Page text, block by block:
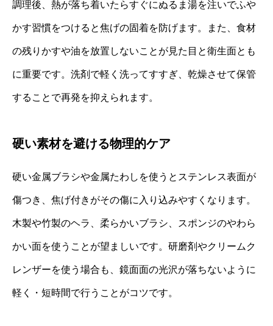
調理後、熱が落ち着いたらすぐにぬるま湯を注いでふや
かす習慣をつけると焦げの固着を防げます。また、食材
の残りかすや油を放置しないことが見た目と衛生面とも
に重要です。洗剤で軽く洗ってすすぎ、乾燥させて保管
することで再発を抑えられます。
硬い素材を避ける物理的ケア
硬い金属ブラシや金属たわしを使うとステンレス表面が
傷つき、焦げ付きがその傷に入り込みやすくなります。
木製や竹製のヘラ、柔らかいブラシ、スポンジのやわら
かい面を使うことが望ましいです。研磨剤やクリームク
レンザーを使う場合も、鏡面面の光沢が落ちないように
軽く・短時間で行うことがコツです。